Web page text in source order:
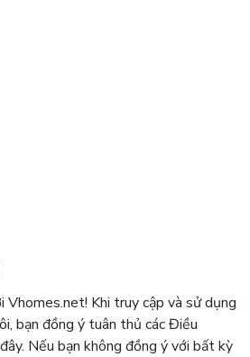
Vhomes.net! Khi truy cập và sử dụng
bạn đồng ý tuân thủ các Điều
Nếu bạn không đồng ý với bất kỳ